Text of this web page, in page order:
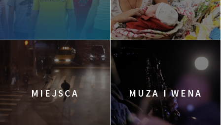
MIEJSCA MUZA I WENA